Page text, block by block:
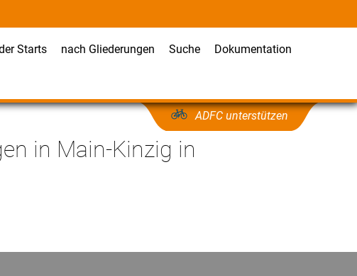
Starts nach Gliederungen Suche Dokumentation
ADFC unterstützen
in Main-Kinzig in